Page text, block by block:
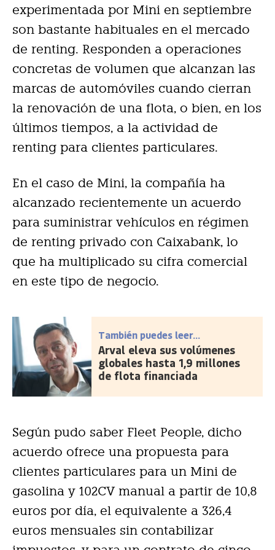
experimentada por Mini en septiembre
son bastante habituales en el mercado
de renting. Responden a operaciones
concretas de volumen que alcanzan las
marcas de automóviles cuando cierran
la renovación de una flota, o bien, en los
últimos tiempos, a la actividad de
renting para clientes particulares.
En el caso de Mini, la compañía ha
alcanzado recientemente un acuerdo
para suministrar vehículos en régimen
de renting privado con Caixabank, lo
que ha multiplicado su cifra comercial
en este tipo de negocio.
También puedes leer...
Arval eleva sus volúmenes
globales hasta 1,9 millones
de flota financiada
Según pudo saber Fleet People, dicho
acuerdo ofrece una propuesta para
clientes particulares para un Mini de
gasolina y 102CV manual a partir de 10,8
euros por día, el equivalente a 326,4
euros mensuales sin contabilizar